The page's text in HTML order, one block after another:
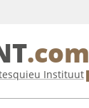
.com
Instituut